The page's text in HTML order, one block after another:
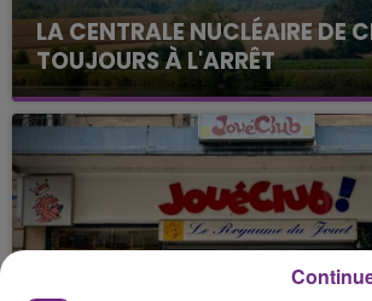
LA CENTRALE NUCLÉAIRE DE
TOUJOURS À L'ARRÊT
Cela fait déjà une semaine que la
nucléaire ardennaise est à l'arrêt.
justifiée par la sécheresse intense
présente.